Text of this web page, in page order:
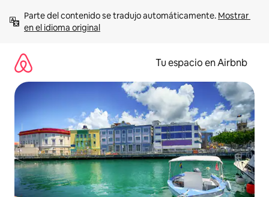
contenido
Parte del contenido se tradujo automáticamente. Mostrar
en el idioma original
Tu espacio en Airbnb